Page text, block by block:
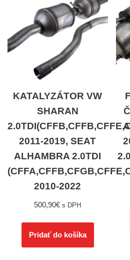
KATALYZÁTOR VW
SHARAN
2011-2019, SEAT
ALHAMBRA 2.0TDI
2010-2022
500,90€ s DPH
Pridať do košíka